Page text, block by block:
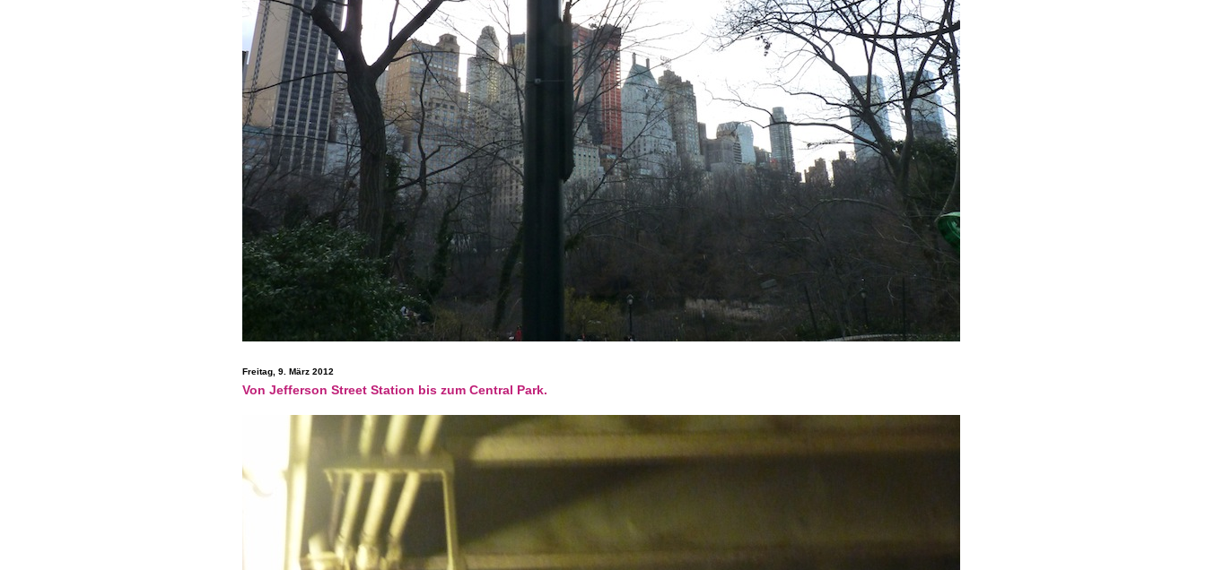
Freitag, 9. März 2012
Von Jefferson Street Station bis zum Central Park.